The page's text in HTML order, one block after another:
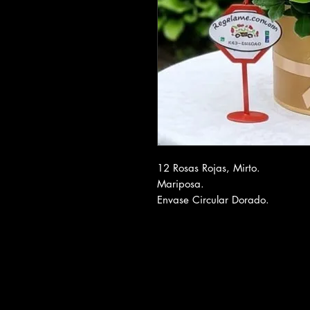
12 Rosas Rojas, Mirto.
Mariposa.
Envase Circular Dorado.